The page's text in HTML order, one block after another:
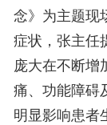
念》为主题现
症状，张主任
庞大在不断增
痛、功能障碍
明显影响患者